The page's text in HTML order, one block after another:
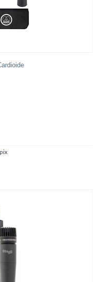
no cartão, Depósito Bancário ou pix